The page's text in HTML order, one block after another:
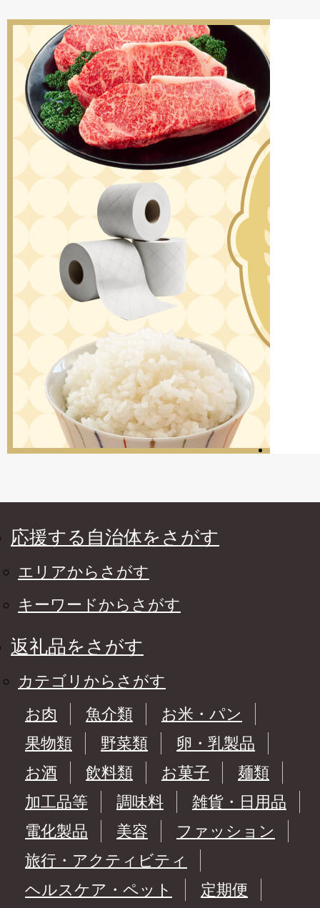
応援する自治体をさがす
エリアからさがす
キーワードからさがす
返礼品をさがす
カテゴリからさがす
お肉
魚介類
お米・パン
果物類
野菜類
卵・乳製品
お酒
飲料類 お菓子
麺類
加工品等
調味料
雑貨・日用品
電化製品
美容
ファッション
旅行・アクティビティ
ヘルスケア・ペット
定期便